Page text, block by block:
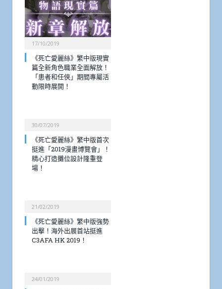
17/10/2019
《死亡愛麗絲》繁中版現實
篇全新角色職業全面解放！
「患者和任俠」期間專屬活
動限時展開！
30/07/2019
《死亡愛麗絲》繁中版首次
挺進「2019漫畫博覽會」！
精心打造攤位設計隆重登
場！
21/02/2019
《死亡愛麗絲》繁中版強勢
出擊！海外出展首站挺進
C3AFA HK 2019！
24/01/2019